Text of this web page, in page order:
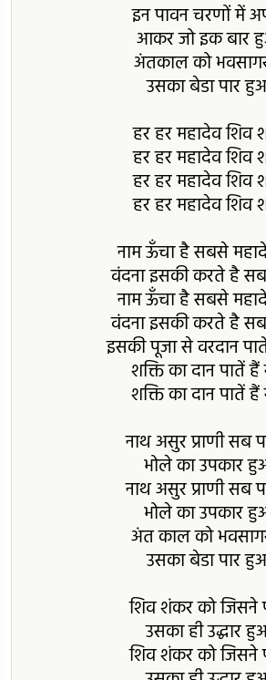
इन पावन चरणों में
आकर जो इक बार
अंतकाल को
उसका बेडा पार
हर हर महादेव शिव
हर हर महादेव शिव
हर हर महादेव शिव
हर हर महादेव शिव
नाम ऊँचा है सबसे
वंदना इसकी करते है
नाम ऊँचा है सबसे
वंदना इसकी करते है
इसकी पूजा से वरदान
शक्ति का दान पातें
शक्ति का दान पातें
नाथ असुर प्राणी सब
भोले का उपकार
नाथ असुर प्राणी सब
भोले का उपकार
अंत काल को
उसका बेडा पार
शिव शंकर को जिसने
उसका ही उद्धार
शिव शंकर को जिसने